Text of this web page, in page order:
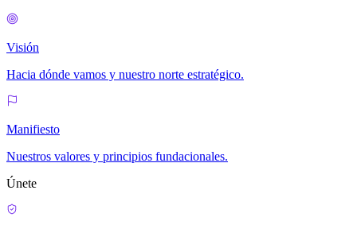
Visión
Hacia dónde vamos y nuestro norte estratégico.
Manifiesto
Nuestros valores y principios fundacionales.
Únete